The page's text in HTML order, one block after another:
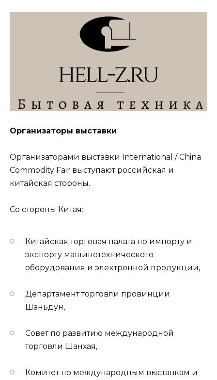
Организаторы выставки
Организаторами выставки International / China
Commodity Fair выступают российская и
китайская стороны.
Со стороны Китая:
Китайская торговая палата по импорту и
экспорту машинотехнического
оборудования и электронной продукции,
Департамент торговли провинции
Шаньдун,
Совет по развитию международной
торговли Шанхая,
Комитет по международным выставкам и